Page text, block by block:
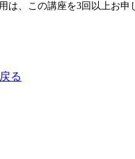
は、この講座を3回以上お申
る